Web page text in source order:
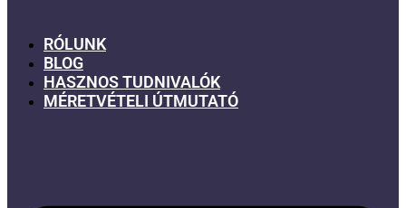
RÓLUNK
BLOG
HASZNOS TUDNIVALÓK
MÉRETVÉTELI ÚTMUTATÓ